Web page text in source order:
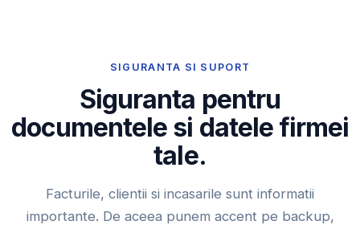
SIGURANTA SI SUPORT
Siguranta pentru
documentele si datele firmei
tale.
Facturile, clientii si incasarile sunt informatii
importante. De aceea punem accent pe backup,